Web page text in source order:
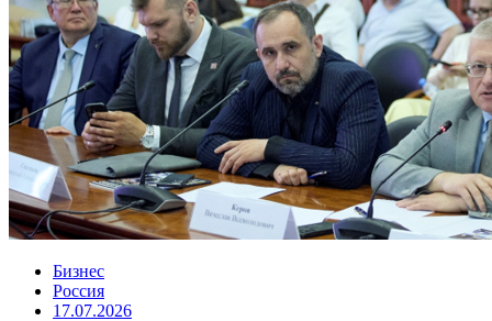
Бизнес
Россия
17.07.2026